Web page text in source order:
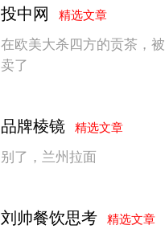
投中网精选文章
在欧美大杀四方的贡茶，被
卖了
品牌棱镜精选文章
别了，兰州拉面
刘帅餐饮思考精选文章